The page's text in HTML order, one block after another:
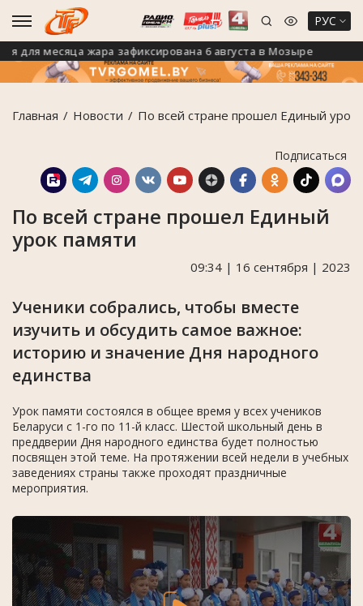
РУС
месяца жара зафиксирована 6 августа в Мозыре
Главная Новости По всей стране прошел Единый урок
Подписаться
По всей стране прошел Единый
урок памяти
09:34 | 16 сентября | 2023
Ученики собрались, чтобы вместе
изучить и обсудить самое важное:
историю и значение Дня народного
единства
Урок памяти состоялся в общее время у всех учеников
Беларуси с 1-го по 11-й класс. Шестой школьный день в
преддверии Дня народного единства будет полностью
посвящен этой теме. На протяжении всей недели в учебных
заведениях страны также проходят праздничные
мероприятия.